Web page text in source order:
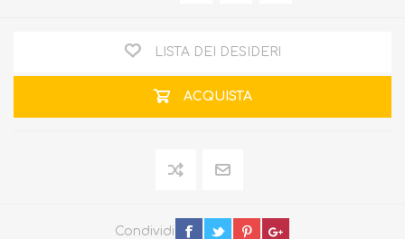
LISTA DEI DESIDERI
ACQUISTA
Condividi